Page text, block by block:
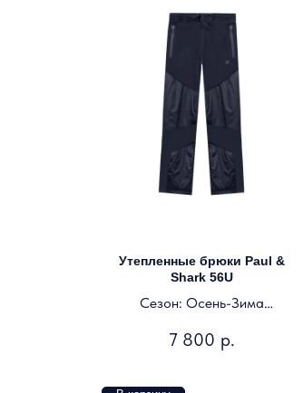
Утепленные брюки Paul &
Shark 56U
Сезон: Осень-Зима
7 800 р.